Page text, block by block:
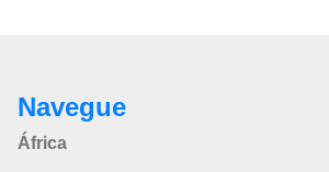
Navegue
África